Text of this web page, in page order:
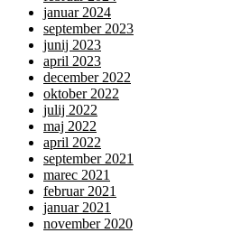
januar 2024
september 2023
junij 2023
april 2023
december 2022
oktober 2022
julij 2022
maj 2022
april 2022
september 2021
marec 2021
februar 2021
januar 2021
november 2020